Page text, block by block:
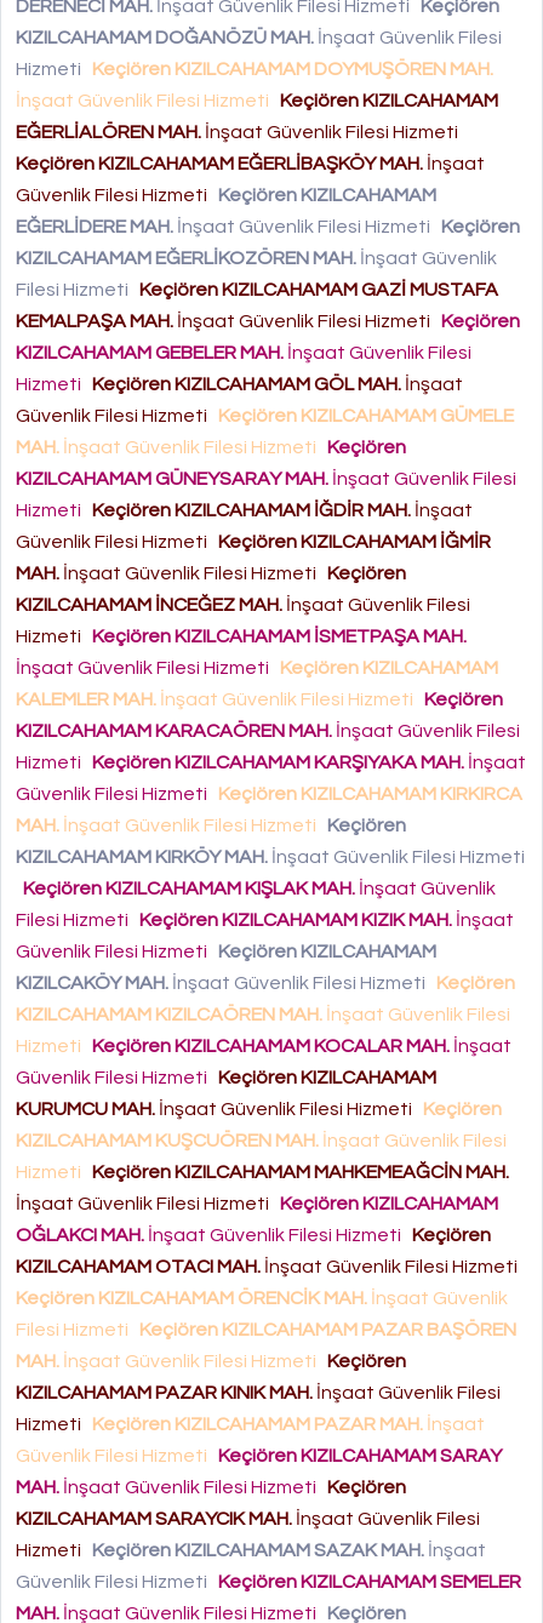
DERENECİ MAH. İnşaat Güvenlik Filesi Hizmeti
Keçiören
KIZILCAHAMAM DOĞANÖZÜ MAH. İnşaat Güvenlik Filesi
Hizmeti
Keçiören KIZILCAHAMAM DOYMUŞÖREN MAH.
İnşaat Güvenlik Filesi Hizmeti
Keçiören KIZILCAHAMAM
EĞERLİALÖREN MAH. İnşaat Güvenlik Filesi Hizmeti
Keçiören KIZILCAHAMAM EĞERLİBAŞKÖY MAH. İnşaat
Güvenlik Filesi Hizmeti
Keçiören KIZILCAHAMAM
EĞERLİDERE MAH. İnşaat Güvenlik Filesi Hizmeti
Keçiören
KIZILCAHAMAM EĞERLİKOZÖREN MAH. İnşaat Güvenlik
Filesi Hizmeti
Keçiören KIZILCAHAMAM GAZİ MUSTAFA
KEMALPAŞA MAH. İnşaat Güvenlik Filesi Hizmeti
Keçiören
KIZILCAHAMAM GEBELER MAH. İnşaat Güvenlik Filesi
Hizmeti
Keçiören KIZILCAHAMAM GÖL MAH. İnşaat
Güvenlik Filesi Hizmeti
Keçiören KIZILCAHAMAM GÜMELE
MAH. İnşaat Güvenlik Filesi Hizmeti
Keçiören
KIZILCAHAMAM GÜNEYSARAY MAH. İnşaat Güvenlik Filesi
Hizmeti
Keçiören KIZILCAHAMAM İĞDİR MAH. İnşaat
Güvenlik Filesi Hizmeti
Keçiören KIZILCAHAMAM İĞMİR
MAH. İnşaat Güvenlik Filesi Hizmeti
Keçiören
KIZILCAHAMAM İNCEĞEZ MAH. İnşaat Güvenlik Filesi
Hizmeti
Keçiören KIZILCAHAMAM İSMETPAŞA MAH.
İnşaat Güvenlik Filesi Hizmeti
Keçiören KIZILCAHAMAM
KALEMLER MAH. İnşaat Güvenlik Filesi Hizmeti
Keçiören
KIZILCAHAMAM KARACAÖREN MAH. İnşaat Güvenlik Filesi
Hizmeti
Keçiören KIZILCAHAMAM KARŞIYAKA MAH. İnşaat
Güvenlik Filesi Hizmeti
Keçiören KIZILCAHAMAM KIRKIRCA
MAH. İnşaat Güvenlik Filesi Hizmeti
Keçiören
KIZILCAHAMAM KIRKÖY MAH. İnşaat Güvenlik Filesi Hizmeti
Keçiören KIZILCAHAMAM KIŞLAK MAH. İnşaat Güvenlik
Filesi Hizmeti
Keçiören KIZILCAHAMAM KIZIK MAH. İnşaat
Güvenlik Filesi Hizmeti
Keçiören KIZILCAHAMAM
KIZILCAKÖY MAH. İnşaat Güvenlik Filesi Hizmeti
Keçiören
KIZILCAHAMAM KIZILCAÖREN MAH. İnşaat Güvenlik Filesi
Hizmeti
Keçiören KIZILCAHAMAM KOCALAR MAH. İnşaat
Güvenlik Filesi Hizmeti
Keçiören KIZILCAHAMAM
KURUMCU MAH. İnşaat Güvenlik Filesi Hizmeti
Keçiören
KIZILCAHAMAM KUŞCUÖREN MAH. İnşaat Güvenlik Filesi
Hizmeti
Keçiören KIZILCAHAMAM MAHKEMEAĞCİN MAH.
İnşaat Güvenlik Filesi Hizmeti
Keçiören KIZILCAHAMAM
OĞLAKCI MAH. İnşaat Güvenlik Filesi Hizmeti
Keçiören
KIZILCAHAMAM OTACI MAH. İnşaat Güvenlik Filesi Hizmeti
Keçiören KIZILCAHAMAM ÖRENCİK MAH. İnşaat Güvenlik
Filesi Hizmeti
Keçiören KIZILCAHAMAM PAZAR BAŞÖREN
MAH. İnşaat Güvenlik Filesi Hizmeti
Keçiören
KIZILCAHAMAM PAZAR KINIK MAH. İnşaat Güvenlik Filesi
Hizmeti
Keçiören KIZILCAHAMAM PAZAR MAH. İnşaat
Güvenlik Filesi Hizmeti
Keçiören KIZILCAHAMAM SARAY
MAH. İnşaat Güvenlik Filesi Hizmeti
Keçiören
KIZILCAHAMAM SARAYCIK MAH. İnşaat Güvenlik Filesi
Hizmeti
Keçiören KIZILCAHAMAM SAZAK MAH. İnşaat
Güvenlik Filesi Hizmeti
Keçiören KIZILCAHAMAM SEMELER
MAH. İnşaat Güvenlik Filesi Hizmeti Keçiören